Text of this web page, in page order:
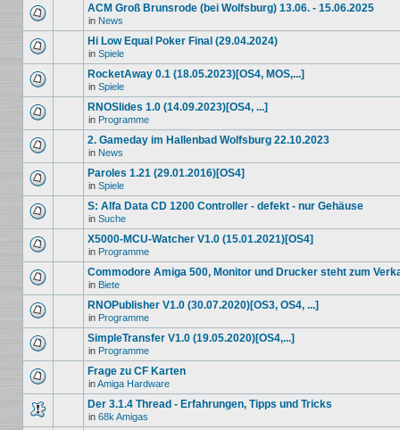
ACM Groß Brunsrode (bei Wolfsburg) 13.06. - 15.06.2025
in News
Hi Low Equal Poker Final (29.04.2024)
in Spiele
RocketAway 0.1 (18.05.2023)[OS4, MOS,...]
in Spiele
RNOSlides 1.0 (14.09.2023)[OS4, ...]
in Programme
2. Gameday im Hallenbad Wolfsburg 22.10.2023
in News
Paroles 1.21 (29.01.2016)[OS4]
in Spiele
S: Alfa Data CD 1200 Controller - defekt - nur Gehäuse
in Suche
X5000-MCU-Watcher V1.0 (15.01.2021)[OS4]
in Programme
Commodore Amiga 500, Monitor und Drucker steht zum
in Biete
RNOPublisher V1.0 (30.07.2020)[OS3, OS4, ...]
in Programme
SimpleTransfer V1.0 (19.05.2020)[OS4,...]
in Programme
Frage zu CF Karten
inAmiga Hardware
Der 3.1.4 Thread - Erfahrungen, Tipps und Tricks
in 68k Amigas